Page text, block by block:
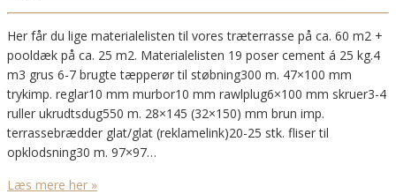
Her får du lige materialelisten til vores træterrasse på ca. 60 m2 +
pooldæk på ca. 25 m2. Materialelisten 19 poser cement á 25 kg.4
m3 grus 6-7 brugte tæpperør til støbning300 m. 47×100 mm
trykimp. reglar10 mm murbor10 mm rawlplug6×100 mm skruer3-4
ruller ukrudtsdug550 m. 28×145 (32×150) mm brun imp.
terrassebrædder glat/glat (reklamelink)20-25 stk. fliser til
opklodsning30 m. 97×97…
Læs mere her »